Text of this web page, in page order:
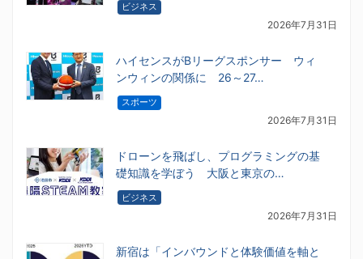
ビジネス
2026年7月31日
ハイセンスがBリーグスポンサー ウィ
ンウィンの関係に 26～27…
スポーツ
2026年7月31日
ドローンを飛ばし、プログラミングの基
礎知識を学ぼう 大阪と東京の…
ビジネス
2026年7月31日
新宿は「インバウンドと体験価値を軸と